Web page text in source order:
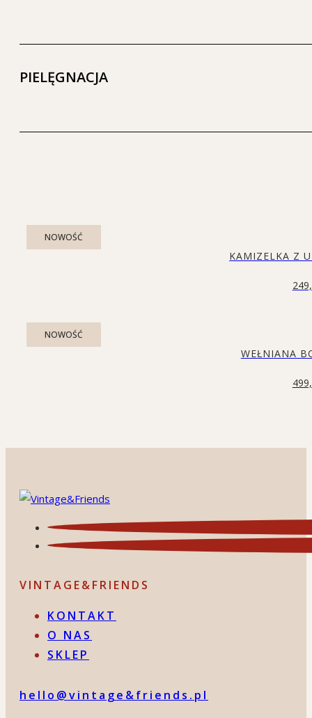
PIELĘGNACJA
NOWOŚĆ
KAMIZELKA Z
NOWOŚĆ
WEŁNIANA
VINTAGE&FRIENDS
KONTAKT
O NAS
SKLEP
hello@vintage&friends.pl